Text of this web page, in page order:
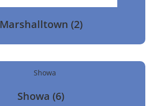
Marshalltown (2)
Showa (6)